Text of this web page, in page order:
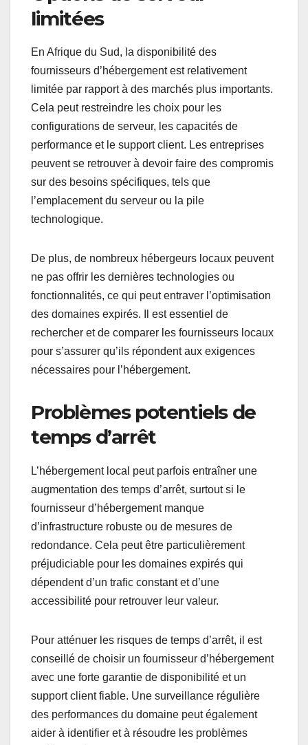
limitées
En Afrique du Sud, la disponibilité des
fournisseurs d’hébergement est relativement
limitée par rapport à des marchés plus importants.
Cela peut restreindre les choix pour les
configurations de serveur, les capacités de
performance et le support client. Les entreprises
peuvent se retrouver à devoir faire des compromis
sur des besoins spécifiques, tels que
l’emplacement du serveur ou la pile
technologique.
De plus, de nombreux hébergeurs locaux peuvent
ne pas offrir les dernières technologies ou
fonctionnalités, ce qui peut entraver l’optimisation
des domaines expirés. Il est essentiel de
rechercher et de comparer les fournisseurs locaux
pour s’assurer qu’ils répondent aux exigences
nécessaires pour l’hébergement.
Problèmes potentiels de
temps d’arrêt
L’hébergement local peut parfois entraîner une
augmentation des temps d’arrêt, surtout si le
fournisseur d’hébergement manque
d’infrastructure robuste ou de mesures de
redondance. Cela peut être particulièrement
préjudiciable pour les domaines expirés qui
dépendent d’un trafic constant et d’une
accessibilité pour retrouver leur valeur.
Pour atténuer les risques de temps d’arrêt, il est
conseillé de choisir un fournisseur d’hébergement
avec une forte garantie de disponibilité et un
support client fiable. Une surveillance régulière
des performances du domaine peut également
aider à identifier et à résoudre les problèmes